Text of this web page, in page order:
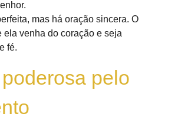
mas há oração sincera. O
ela venha do coração e seja
fé.
pelo